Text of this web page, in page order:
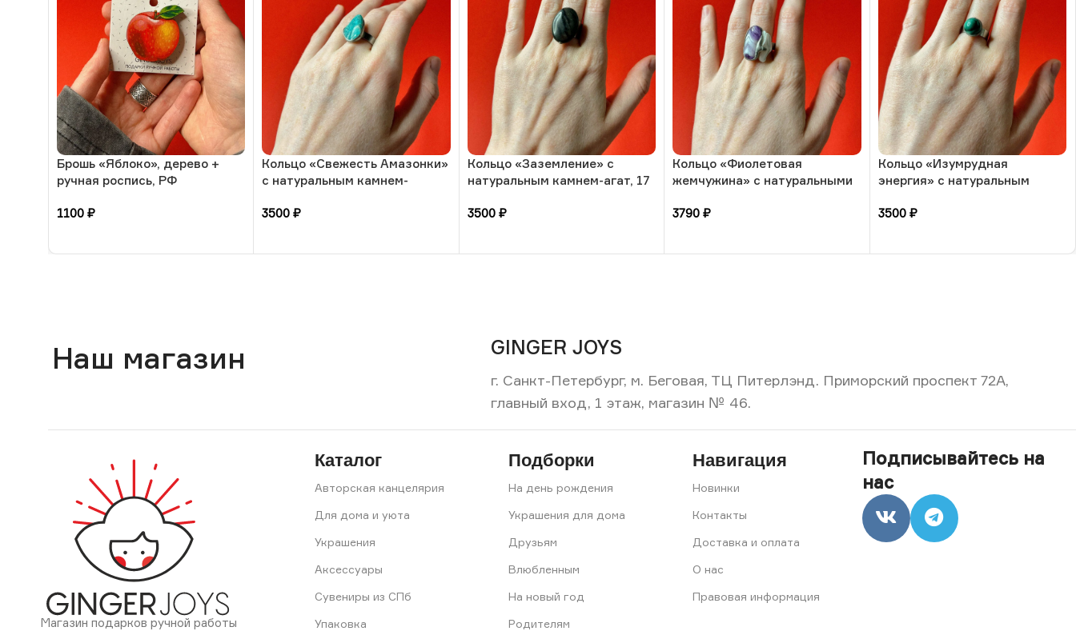
Брошь «Яблоко», дерево +
ручная роспись, РФ
1100 ₽
Кольцо «Свежесть Амазонки»
с натуральным камнем-
3500₽
Кольцо «Заземление» с
натуральным камнем-агат, 17
3500 ₽
Кольцо «Фиолетовая
жемчужина» с натуральными
размера, РБ
3790₽
Кольцо «Изумрудная
энергия» с натуральным
РБ
3500 ₽
Наш магазин GINGER JOYS
г. Санкт-Петербург, м. Беговая, ТЦ Питерлэнд. Приморский проспект 72А,
главный вход, 1 этаж, магазин № 46.
Магазин подарков ручной работы
Каталог
Авторская канцелярия
Для дома и уюта
Украшения
Аксессуары
Сувениры из СПб
Упаковка
Подборки
На день рождения
Украшения для дома
Друзьям
Влюбленным
На новый год
Родителям
Навигация
Новинки
Контакты
Доставка и оплата
О нас
Правовая информация
Подписывайтесь на
нас